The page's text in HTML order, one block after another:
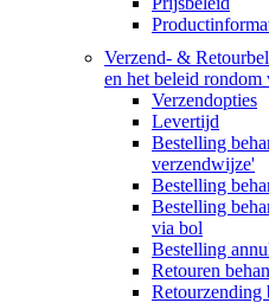
Verzend- &
en het beleid rondom
Verzendopties
Levertijd
Bestelling
verzendwijze'
Bestelling
Bestelling
via bol
Bestelling
Retouren